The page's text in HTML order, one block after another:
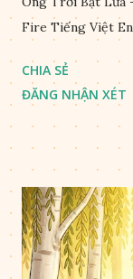
Fire Tiếng Việt
CHIA SẺ
ĐĂNG NHẬN XÉT